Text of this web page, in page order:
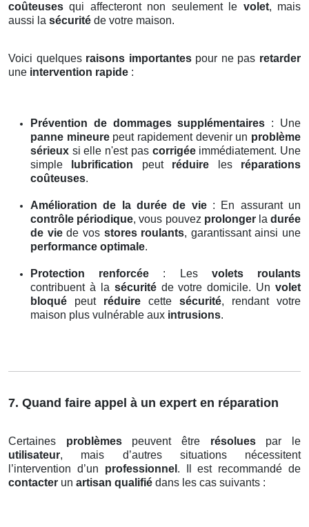
coûteuses qui affecteront non seulement le volet, mais
aussi la sécurité de votre maison.
Voici quelques raisons importantespour ne pas retarder
une intervention rapide :
Prévention de dommages supplémentaires : Une
panne mineurepeut rapidement devenir un problème
sérieux si elle n'est pas corrigéeimmédiatement. Une
simple
lubrification peut réduire les réparations
coûteuses.
Amélioration de la durée de vie: En assurant un
contrôle périodique, vous pouvez prolongerladurée
de viede vos stores roulants, garantissant ainsi une
performance optimale.
Protection renforcée : Les volets roulants
contribuent à la sécuritéde votre domicile. Un volet
bloqué peut réduire cette sécurité, rendant votre
maison plus vulnérable aux intrusions.
7. Quand faire appel à un expert en réparation
Certaines problèmespeuvent être résoluespar le
utilisateur, mais d’autres situations nécessitent
l’intervention d’un professionnel . Il est recommandé de
contacter un artisan qualifié dans les cas suivants :